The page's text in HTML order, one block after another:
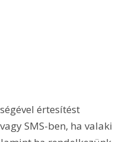
értesítést
SMS-ben, ha valaki